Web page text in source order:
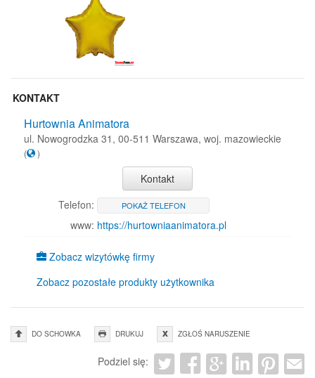
KONTAKT
Hurtownia Animatora
ul. Nowogrodzka 31, 00-511 Warszawa, woj. mazowieckie
( )
Kontakt
Telefon:
POKAŻ TELEFON
www: https://hurtowniaanimatora.pl
Zobacz wizytówkę firmy
Zobacz pozostałe produkty użytkownika
DO SCHOWKA DRUKUJ ZGŁOŚ NARUSZENIE
Podziel się: